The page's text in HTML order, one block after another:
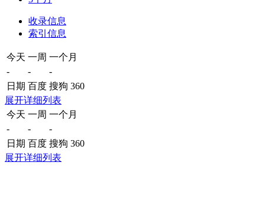
收录信息
索引信息
今天 一周 一个月
-
-
-
日期 百度 搜狗 360
展开详细列表
今天 一周 一个月
-
-
-
日期 百度 搜狗 360
展开详细列表